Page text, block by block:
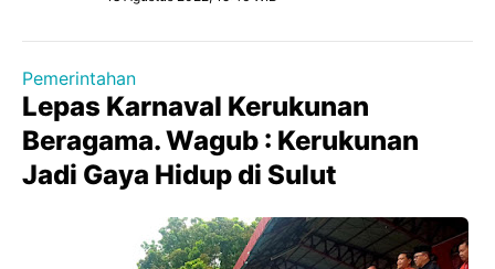
Pemerintahan
Lepas Karnaval Kerukunan
Beragama. Wagub : Kerukunan
Jadi Gaya Hidup di Sulut